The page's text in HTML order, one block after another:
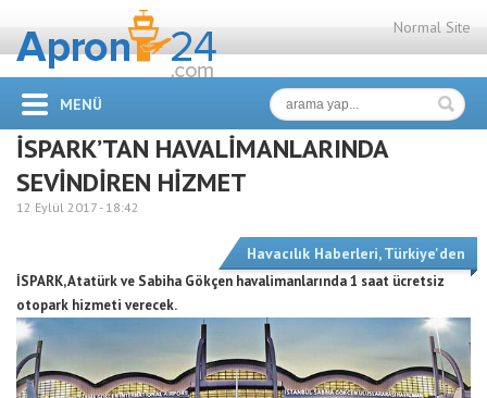
Normal Site
MENÜ
İSPARK’TAN HAVALİMANLARINDA
SEVİNDİREN HİZMET
12 Eylül 2017 - 18:42
Havacılık Haberleri,Türkiye'den
İSPARK, Atatürk ve Sabiha Gökçen havalimanlarında 1 saat ücretsiz
otopark hizmeti verecek.